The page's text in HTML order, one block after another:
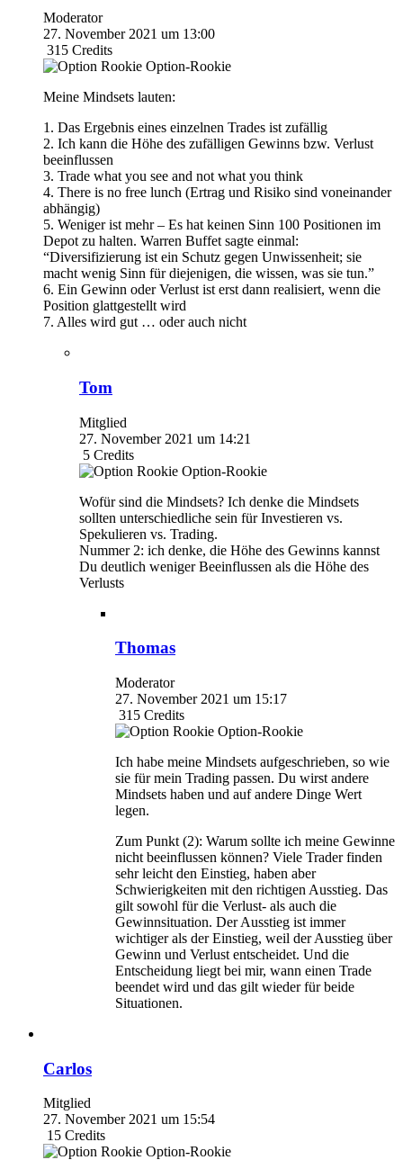
Moderator
27. November 2021 um 13:00
315 Credits
Option-Rookie
Meine Mindsets lauten:
1. Das Ergebnis eines einzelnen Trades ist zufällig
2. Ich kann die Höhe des zufälligen Gewinns bzw. Verlust
beeinflussen
3. Trade what you see and not what you think
4. There is no free lunch (Ertrag und Risiko sind voneinander
abhängig)
5. Weniger ist mehr – Es hat keinen Sinn 100 Positionen im
Depot zu halten. Warren Buffet sagte einmal:
“Diversifizierung ist ein Schutz gegen Unwissenheit; sie
macht wenig Sinn für diejenigen, die wissen, was sie tun.”
6. Ein Gewinn oder Verlust ist erst dann realisiert, wenn die
Position glattgestellt wird
7. Alles wird gut … oder auch nicht
Tom
Mitglied
27. November 2021 um 14:21
5 Credits
Option-Rookie
Wofür sind die Mindsets? Ich denke die Mindsets
sollten unterschiedliche sein für Investieren vs.
Spekulieren vs. Trading.
Nummer 2: ich denke, die Höhe des Gewinns kannst
Du deutlich weniger Beeinflussen als die Höhe des
Verlusts
Thomas
Moderator
27. November 2021 um 15:17
315 Credits
Option-Rookie
Ich habe meine Mindsets aufgeschrieben, so wie
sie für mein Trading passen. Du wirst andere
Mindsets haben und auf andere Dinge Wert
legen.
Zum Punkt (2): Warum sollte ich meine Gewinne
nicht beeinflussen können? Viele Trader finden
sehr leicht den Einstieg, haben aber
Schwierigkeiten mit den richtigen Ausstieg. Das
gilt sowohl für die Verlust- als auch die
Gewinnsituation. Der Ausstieg ist immer
wichtiger als der Einstieg, weil der Ausstieg über
Gewinn und Verlust entscheidet. Und die
Entscheidung liegt bei mir, wann einen Trade
beendet wird und das gilt wieder für beide
Situationen.
Carlos
Mitglied
27. November 2021 um 15:54
15 Credits
Option-Rookie